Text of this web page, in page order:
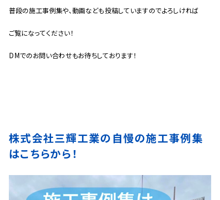
普段の施工事例集や、動画なども投稿していますのでよろしければ
ご覧になってください！
DMでのお問い合わせもお待ちしております！
株式会社三輝工業の自慢の施工事例集
はこちらから！